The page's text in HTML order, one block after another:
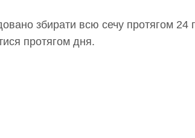
збирати всю сечу протягом
протягом дня.